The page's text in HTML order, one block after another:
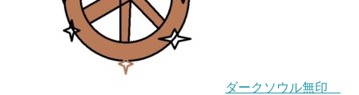
ダークソウル無印